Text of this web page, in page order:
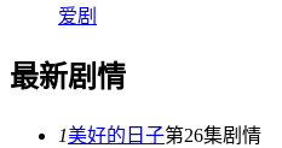
爱剧
最新剧情
1美好的日子第26集剧情